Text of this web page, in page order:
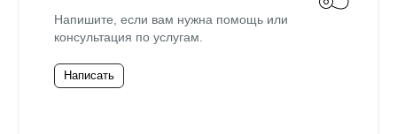
Напишите, если вам нужна помощь или
консультация по услугам.
Написать